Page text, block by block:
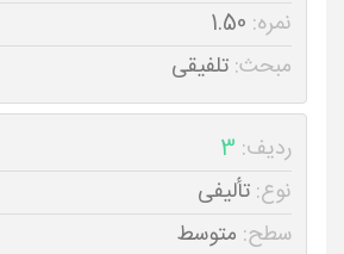
نمره: 1.50
مبحث: تلفیقی
ردیف: 3
نوع: تألیفی
سطح: متوسط